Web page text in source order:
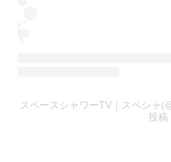
スペースシャワーTV｜スペシャ
投稿